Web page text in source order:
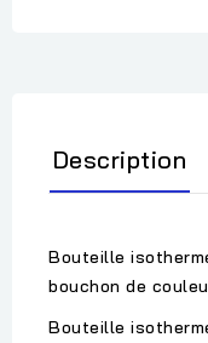
Description
Bouteille
bouchon de
Bouteille